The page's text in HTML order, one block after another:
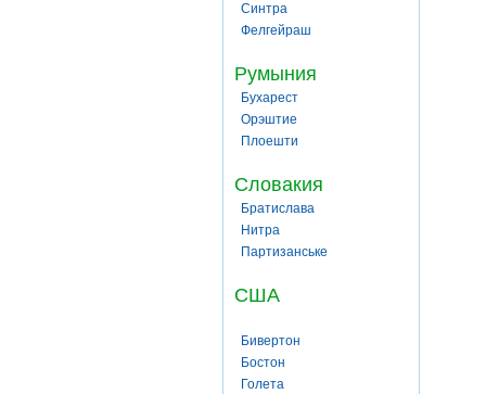
Синтра
Фелгейраш
Румыния
Бухарест
Орэштие
Плоешти
Словакия
Братислава
Нитра
Партизанське
США
Бивертон
Бостон
Голета